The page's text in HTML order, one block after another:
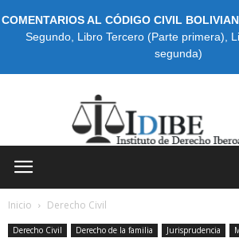
COMENTARIOS AL CÓDIGO CIVIL
Segundo, Libro Tercero (Parte primera)
segunda)
Inicio Derecho Civil
Derecho Civil Derecho de la familia Jurisprudencia